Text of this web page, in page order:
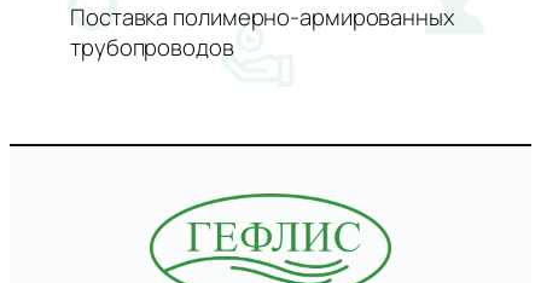
Поставка полимерно-армированных
трубопроводов